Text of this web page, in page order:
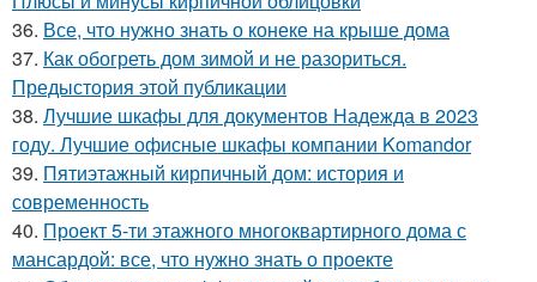
36. Все, что нужно знать о конеке на крыше дома
37. Как обогреть дом зимой и не разориться.
Предыстория этой публикации
38. Лучшие шкафы для документов Надежда в 2023
году. Лучшие офисные шкафы компании Komandor
39. Пятиэтажный кирпичный дом: история и
современность
40. Проект 5-ти этажного многоквартирного дома с
мансардой: все, что нужно знать о проекте